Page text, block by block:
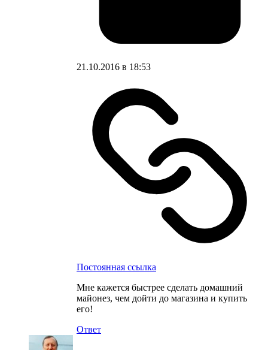
21.10.2016 в 18:53
Постоянная ссылка
Мне кажется быстрее сделать домашний
майонез, чем дойти до магазина и купить
его!
Ответ